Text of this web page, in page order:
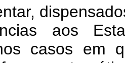
aos
casos em